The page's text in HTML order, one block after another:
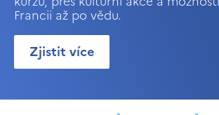
Francii až po vědu.
Zjistit více